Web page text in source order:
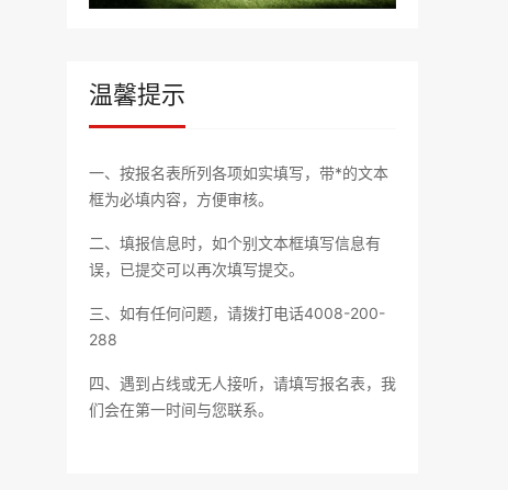
温馨提示
一、按报名表所列各项如实填写，带*的文本
框为必填内容，方便审核。
二、填报信息时，如个别文本框填写信息有
误，已提交可以再次填写提交。
三、如有任何问题，请拨打电话4008-200-
288
四、遇到占线或无人接听，请填写报名表，我
们会在第一时间与您联系。